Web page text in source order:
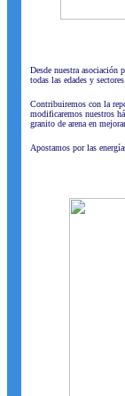
Desde nuestra asociación
todas las edades y
Contribuiremos con la
modificaremos nuestros
granito de arena en
Apostamos por las